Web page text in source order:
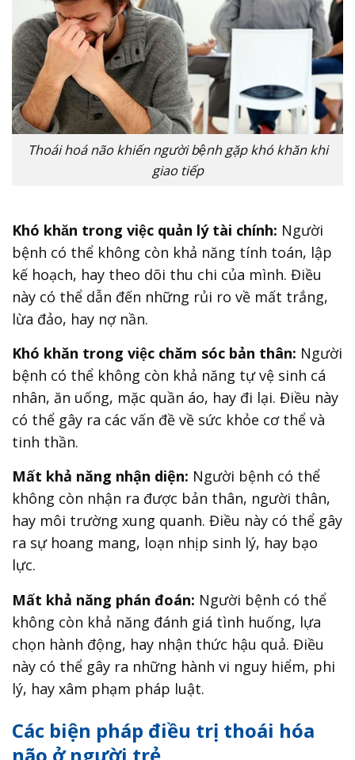
Thoái hoá não khiến người bệnh gặp khó khăn khi
giao tiếp
Khó khăn trong việc quản lý tài chính: Người
bệnh có thể không còn khả năng tính toán, lập
kế hoạch, hay theo dõi thu chi của mình. Điều
này có thể dẫn đến những rủi ro về mất trắng,
lừa đảo, hay nợ nần.
Khó khăn trong việc chăm sóc bản thân: Người
bệnh có thể không còn khả năng tự vệ sinh cá
nhân, ăn uống, mặc quần áo, hay đi lại. Điều này
có thể gây ra các vấn đề về sức khỏe cơ thể và
tinh thần.
Mất khả năng nhận diện: Người bệnh có thể
không còn nhận ra được bản thân, người thân,
hay môi trường xung quanh. Điều này có thể gây
ra sự hoang mang, loạn nhịp sinh lý, hay bạo
lực.
Mất khả năng phán đoán: Người bệnh có thể
không còn khả năng đánh giá tình huống, lựa
chọn hành động, hay nhận thức hậu quả. Điều
này có thể gây ra những hành vi nguy hiểm, phi
lý, hay xâm phạm pháp luật.
Các biện pháp điều trị thoái hóa
não ở người trẻ